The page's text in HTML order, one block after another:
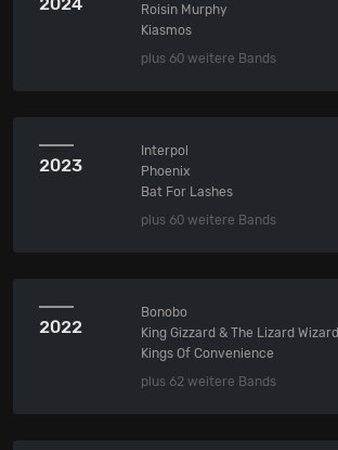
Roisin Murphy
Kiasmos
plus 60 weitere Bands
2023
Interpol
Phoenix
Bat For Lashes
plus 60 weitere Bands
2022
Bonobo
King Gizzard & The Lizard Wizard
Kings Of Convenience
plus 62 weitere Bands